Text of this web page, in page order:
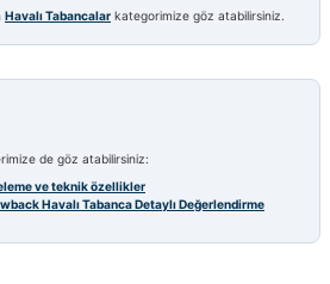
Havalı Tabancalar kategorimize göz atabilirsiniz.
de göz atabilirsiniz:
ve teknik özellikler
Havalı Tabanca Detaylı Değerlendirme